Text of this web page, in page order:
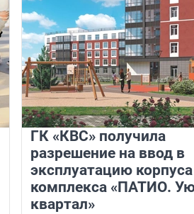
ГК «КВС» получила
разрешение на ввод в
эксплуатацию
комплекса «ПАТИО.
квартал»